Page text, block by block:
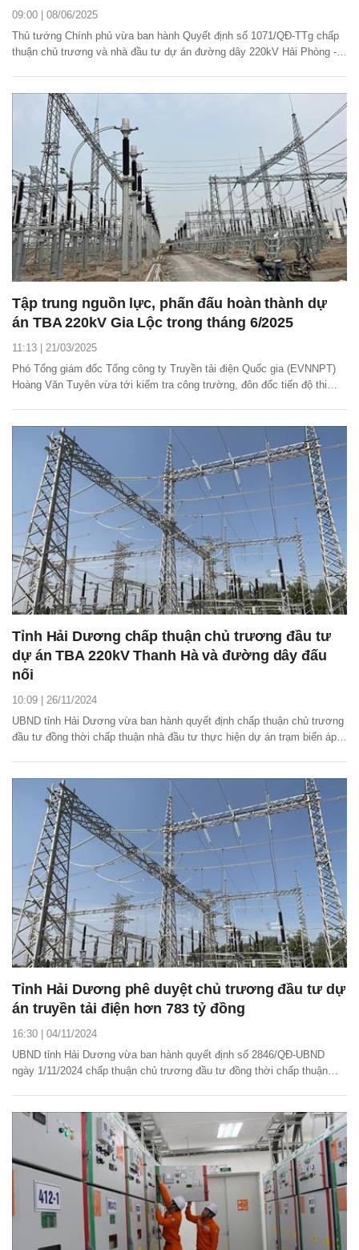
09:00 | 08/06/2025
Thủ tướng Chính phủ vừa ban hành Quyết định số 1071/QĐ-TTg chấp
thuận chủ trương và nhà đầu tư dự án đường dây 220kV Hải Phòng -
Tập trung nguồn lực, phấn đấu hoàn thành dự
án TBA 220kV Gia Lộc trong tháng 6/2025
11:13 | 21/03/2025
Phó Tổng giám đốc Tổng công ty Truyền tải điện Quốc gia (EVNNPT)
Hoàng Văn Tuyên vừa tới kiểm tra công trường, đôn đốc tiến độ thi
Tỉnh Hải Dương chấp thuận chủ trương đầu tư
dự án TBA 220kV Thanh Hà và đường dây đấu
nối
10:09 | 26/11/2024
UBND tỉnh Hải Dương vừa ban hành quyết định chấp thuận chủ trương
đầu tư đồng thời chấp thuận nhà đầu tư thực hiện dự án trạm biến áp
Tỉnh Hải Dương phê duyệt chủ trương đầu tư dự
án truyền tải điện hơn 783 tỷ đồng
16:30 | 04/11/2024
UBND tỉnh Hải Dương vừa ban hành quyết định số 2846/QĐ-UBND
ngày 1/11/2024 chấp thuận chủ trương đầu tư đồng thời chấp thuận